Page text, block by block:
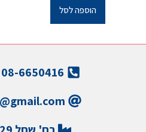
הוספה לסל
08-6650416